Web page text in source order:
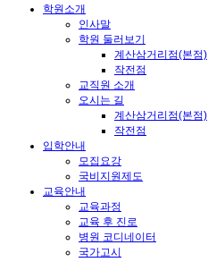
학원소개
인사말
학원 둘러보기
계산삼거리점(본점)
작전점
교직원 소개
오시는 길
계산삼거리점(본점)
작전점
입학안내
모집요강
국비지원제도
교육안내
교육과정
교육 후 진로
병원 코디네이터
국가고시